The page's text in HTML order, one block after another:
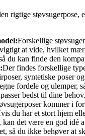
rigtige støvsugerpose,
Forskellige
at vide, hvilket
du kan finde den
Der findes forskellige
syntetiske poser
fordele og ulemper,
bedst til dine behov.
kommer i
du har et stort hjem
kan det være en god idé
så du ikke behøver at